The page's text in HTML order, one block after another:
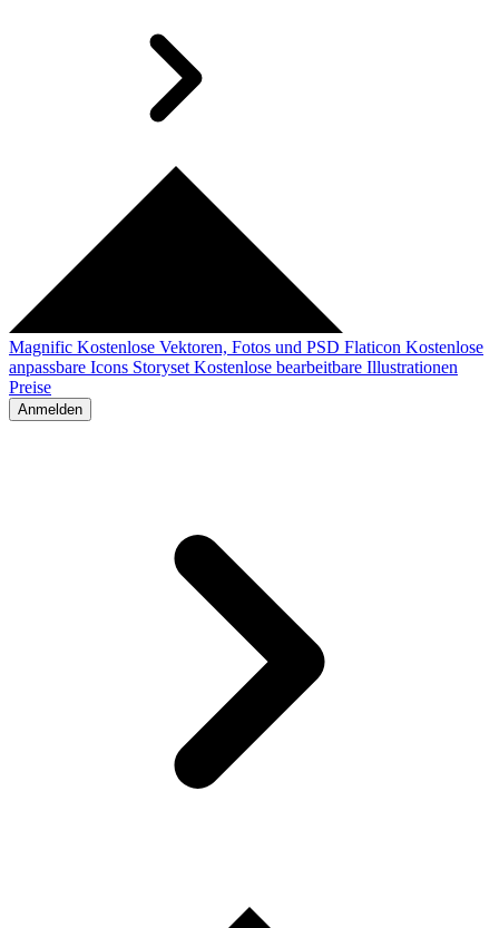
Magnific Kostenlose Vektoren, Fotos und PSD Flaticon Kostenlose
anpassbare Icons Storyset Kostenlose bearbeitbare Illustrationen
Preise
Anmelden